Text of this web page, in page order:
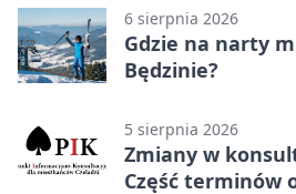
6 sierpnia 2026
Gdzie na narty
Będzinie?
5 sierpnia 2026
Zmiany w
Część terminów